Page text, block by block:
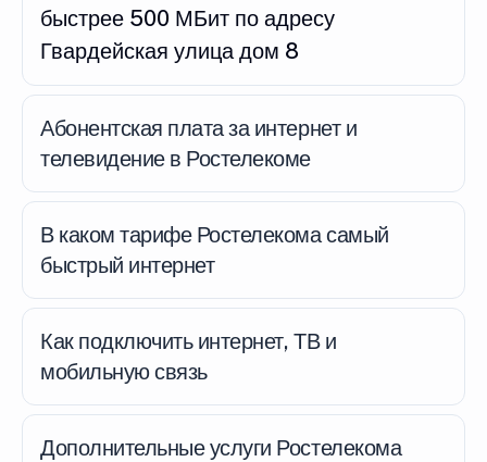
быстрее 500 МБит по адресу
Гвардейская улица дом 8
Абонентская плата за интернет и
телевидение в Ростелекоме
В каком тарифе Ростелекома самый
быстрый интернет
Как подключить интернет, ТВ и
мобильную связь
Дополнительные услуги Ростелекома